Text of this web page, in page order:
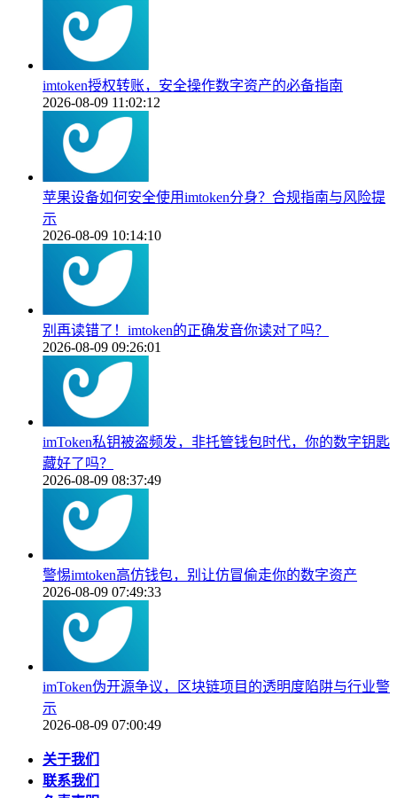
imtoken授权转账，安全操作数字资产的必备指南
2026-08-09 11:02:12
苹果设备如何安全使用imtoken分身？合规指南与风险提
示
2026-08-09 10:14:10
别再读错了！imtoken的正确发音你读对了吗？
2026-08-09 09:26:01
imToken私钥被盗频发，非托管钱包时代，你的数字钥匙
藏好了吗？
2026-08-09 08:37:49
警惕imtoken高仿钱包，别让仿冒偷走你的数字资产
2026-08-09 07:49:33
imToken伪开源争议，区块链项目的透明度陷阱与行业警
示
2026-08-09 07:00:49
关于我们
联系我们